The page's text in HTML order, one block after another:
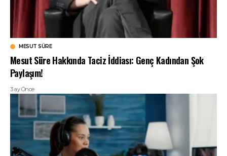
MESUT SÜRE
Mesut Süre Hakkında Taciz İddiası: Genç Kadından Şok
Paylaşım!
3 ay Önce